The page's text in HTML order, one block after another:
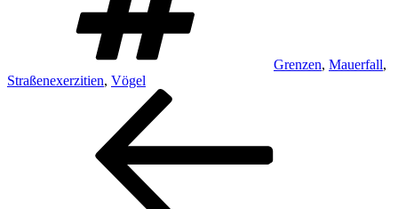
Grenzen, Mauerfall,
Straßenexerzitien, Vögel
Beitragsnavigation